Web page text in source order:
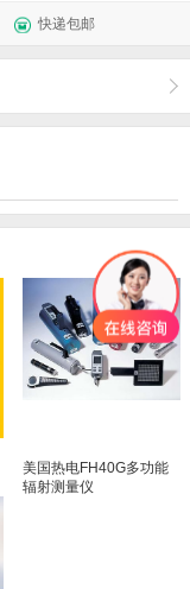
快递包邮
美国热电FH40G多功能
辐射测量仪